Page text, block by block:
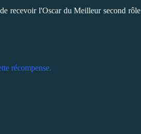
de recevoir l'Oscar du Meilleur second rôle
récompense.